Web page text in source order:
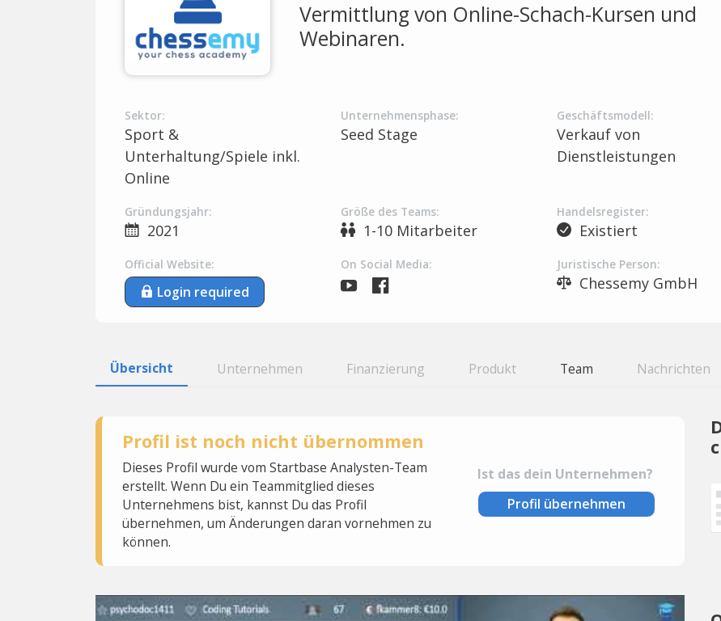
Vermittlung von Online-Schach-Kursen und
Webinaren.
Sektor:
Sport &
Unterhaltung/Spiele inkl.
Online
Unternehmensphase:
Seed Stage
Geschäftsmodell:
Verkauf von
Dienstleistungen
Gründungsjahr:
2021
Größe des Teams:
1-10 Mitarbeiter
Handelsregister:
Existiert
Official Website:
Login required
On Social Media: Juristische Person:
Chessemy GmbH
Übersicht Unternehmen Finanzierung Produkt Team Nachrichten
Profil ist noch nicht übernommen
Dieses Profil wurde vom Startbase Analysten-Team
erstellt. Wenn Du ein Teammitglied dieses
Unternehmens bist, kannst Du das Profil
übernehmen, um Änderungen daran vornehmen zu
können.
Ist das dein Unternehmen?
Profil übernehmen